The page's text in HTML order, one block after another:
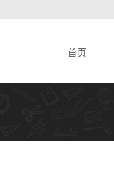
首页